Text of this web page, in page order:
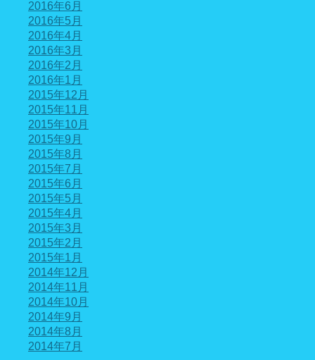
2016年6月
2016年5月
2016年4月
2016年3月
2016年2月
2016年1月
2015年12月
2015年11月
2015年10月
2015年9月
2015年8月
2015年7月
2015年6月
2015年5月
2015年4月
2015年3月
2015年2月
2015年1月
2014年12月
2014年11月
2014年10月
2014年9月
2014年8月
2014年7月